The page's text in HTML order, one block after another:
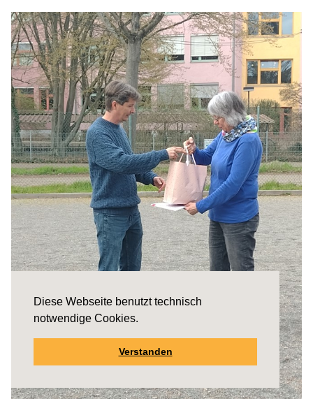
Diese Webseite benutzt technisch
notwendige Cookies.
Verstanden